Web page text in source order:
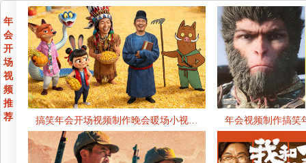
年
会
开
场
视
频
推
荐
搞笑年会开场视频制作晚会暖场小视… 年会视频制作搞